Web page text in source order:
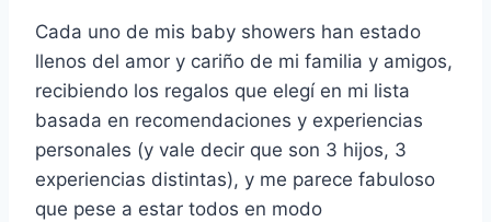
Cada uno de mis baby showers han estado
llenos del amor y cariño de mi familia y amigos,
recibiendo los regalos que elegí en mi lista
basada en recomendaciones y experiencias
personales (y vale decir que son 3 hijos, 3
experiencias distintas), y me parece fabuloso
que pese a estar todos en modo